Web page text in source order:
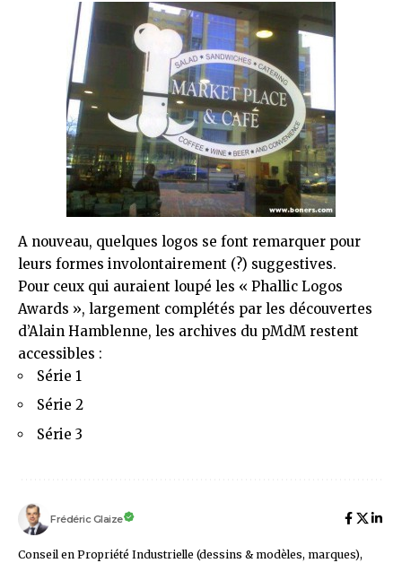
A nouveau, quelques logos se font remarquer pour
leurs formes involontairement (?) suggestives.
Pour ceux qui auraient loupé les « Phallic Logos
Awards », largement complétés par les découvertes
d’Alain Hamblenne, les archives du pMdM restent
accessibles :
Série 1
Série 2
Série 3
Frédéric Glaize
Conseil en Propriété Industrielle (dessins & modèles, marques),